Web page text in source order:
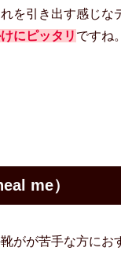
を引き出す感じな
にピッタリ ですね。
me）
がが苦手な方にお